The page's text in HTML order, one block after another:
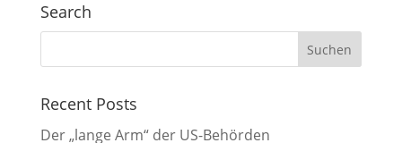
Search
Recent Posts
Der „lange Arm“ der US-Behörden